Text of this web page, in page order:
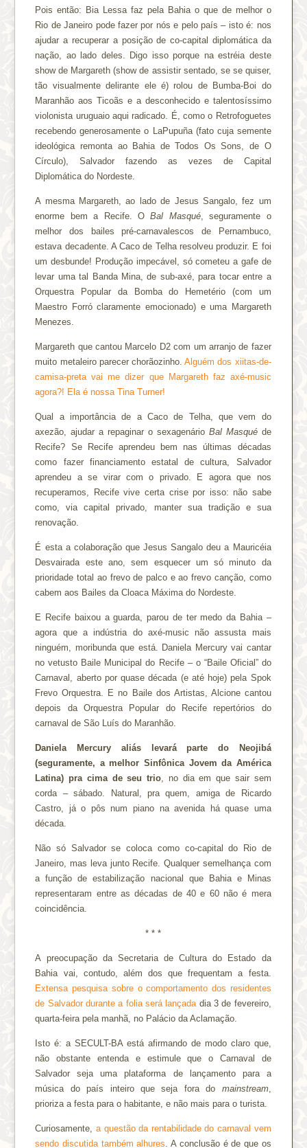
Pois então: Bia Lessa faz pela Bahia o que de melhor o
Rio de Janeiro pode fazer por nós e pelo país – isto é: nos
ajudar a recuperar a posição de co-capital diplomática da
nação, ao lado deles. Digo isso porque na estréia deste
show de Margareth (show de assistir sentado, se se quiser,
tão visualmente delirante ele é) rolou de Bumba-Boi do
Maranhão aos Ticoãs e a desconhecido e talentosíssimo
violonista uruguaio aqui radicado. É, como o Retrofoguetes
recebendo generosamente o LaPupuña (fato cuja semente
ideológica remonta ao Bahia de Todos Os Sons, de O
Círculo), Salvador fazendo as vezes de Capital
Diplomática do Nordeste.
A mesma Margareth, ao lado de Jesus Sangalo, fez um
enorme bem a Recife. OBal Masqué, seguramente o
melhor dos bailes pré-carnavalescos de Pernambuco,
estava decadente. A Caco de Telha resolveu produzir. E foi
um desbunde! Produção impecável, só cometeu a gafe de
levar uma tal Banda Mina, de sub-axé, para tocar entre a
Orquestra Popular da Bomba do Hemetério (com um
Maestro Forró claramente emocionado) e uma Margareth
Menezes.
Margareth que cantou Marcelo D2 com um arranjo de fazer
muito metaleiro parecer chorãozinho.Alguém dos xiitas-de-
camisa-preta vai me dizer que Margareth faz axé-music
agora?! Ela é nossa Tina Turner!
Qual a importância de a Caco de Telha, que vem do
axezão, ajudar a repaginar o sexagenário Bal Masquéde
Recife? Se Recife aprendeu bem nas últimas décadas
como fazer financiamento estatal de cultura, Salvador
aprendeu a se virar com o privado. E agora que nos
recuperamos, Recife vive certa crise por isso: não sabe
como, via capital privado, manter sua tradição e sua
renovação.
É esta a colaboração que Jesus Sangalo deu a Mauricéia
Desvairada este ano, sem esquecer um só minuto da
prioridade total ao frevo de palco e ao frevo canção, como
cabem aos Bailes da Cloaca Máxima do Nordeste.
E Recife baixou a guarda, parou de ter medo da Bahia –
agora que a indústria do axé-music não assusta mais
ninguém, moribunda que está. Daniela Mercury vai cantar
no vetusto Baile Municipal do Recife – o “Baile Oficial” do
Carnaval, aberto por quase década (e até hoje) pela Spok
Frevo Orquestra. E no Baile dos Artistas, Alcione cantou
depois da Orquestra Popular do Recife repertórios do
carnaval de São Luís do Maranhão.
Daniela Mercury aliás levará parte do Neojibá
(seguramente, a melhor Sinfônica Jovem da América
Latina) pra cima de seu trio , no dia em que sair sem
corda – sábado. Natural, pra quem, amiga de Ricardo
Castro, já o pôs num piano na avenida há quase uma
década.
Não só Salvador se coloca como co-capital do Rio de
Janeiro, mas leva junto Recife. Qualquer semelhança com
a função de estabilização nacional que Bahia e Minas
representaram entre as décadas de 40 e 60 não é mera
coincidência.
* * *
A preocupação da Secretaria de Cultura do Estado da
Bahia vai, contudo, além dos que frequentam a festa.
Extensa pesquisa sobre o comportamento dos residentes
de Salvador durante a folia será lançada dia 3 de fevereiro,
quarta-feira pela manhã, no Palácio da Aclamação.
Isto é: a SECULT-BA está afirmando de modo claro que,
não obstante entenda e estimule que o Carnaval de
Salvador seja uma plataforma de lançamento para a
música do país inteiro que seja fora do mainstream,
prioriza a festa para o habitante, e não mais para o turista.
Curiosamente,a questão da rentabilidade do carnaval vem
sendo discutida também alhures . A conclusão é de que os